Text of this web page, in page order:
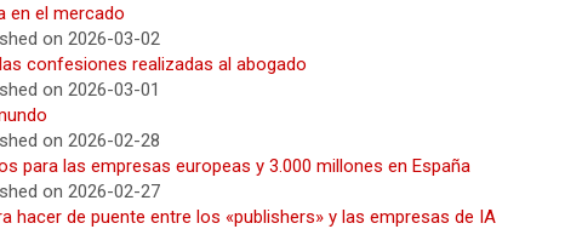
en el mercado
on 2026-03-02
confesiones realizadas al abogado
on 2026-03-01
on 2026-02-28
para las empresas europeas y 3.000 millones en España
on 2026-02-27
hacer de puente entre los «publishers» y las empresas de IA